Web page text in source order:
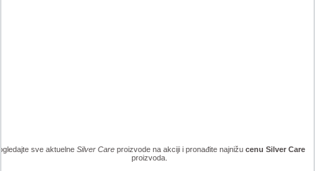
sve aktuelneSilver Care proizvode na akciji i pronađite najnižucenu Silver Care
proizvoda.